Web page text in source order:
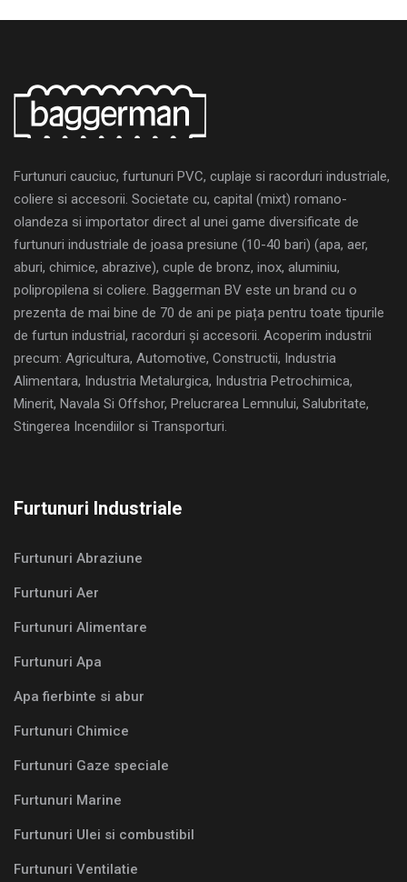
Furtunuri cauciuc, furtunuri PVC, cuplaje si racorduri industriale,
coliere si accesorii. Societate cu, capital (mixt) romano-
olandeza si importator direct al unei game diversificate de
furtunuri industriale de joasa presiune (10-40 bari) (apa, aer,
aburi, chimice, abrazive), cuple de bronz, inox, aluminiu,
polipropilena si coliere. Baggerman BV este un brand cu o
prezenta de mai bine de 70 de ani pe piața pentru toate tipurile
de furtun industrial, racorduri și accesorii. Acoperim industrii
precum: Agricultura, Automotive, Constructii, Industria
Alimentara, Industria Metalurgica, Industria Petrochimica,
Minerit, Navala Si Offshor, Prelucrarea Lemnului, Salubritate,
Stingerea Incendiilor si Transporturi.
Furtunuri Industriale
Furtunuri Abraziune
Furtunuri Aer
Furtunuri Alimentare
Furtunuri Apa
Apa fierbinte si abur
Furtunuri Chimice
Furtunuri Gaze speciale
Furtunuri Marine
Furtunuri Ulei si combustibil
Furtunuri Ventilatie